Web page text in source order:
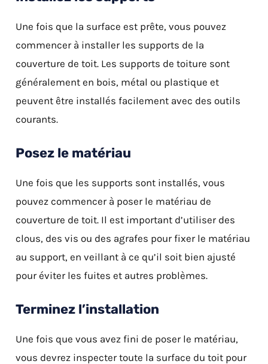
Une fois que la surface est prête, vous pouvez
commencer à installer les supports de la
couverture de toit. Les supports de toiture sont
généralement en bois, métal ou plastique et
peuvent être installés facilement avec des outils
courants.
Posez le matériau
Une fois que les supports sont installés, vous
pouvez commencer à poser le matériau de
couverture de toit. Il est important d’utiliser des
clous, des vis ou des agrafes pour fixer le matériau
au support, en veillant à ce qu’il soit bien ajusté
pour éviter les fuites et autres problèmes.
Terminez l’installation
Une fois que vous avez fini de poser le matériau,
vous devrez inspecter toute la surface du toit pour